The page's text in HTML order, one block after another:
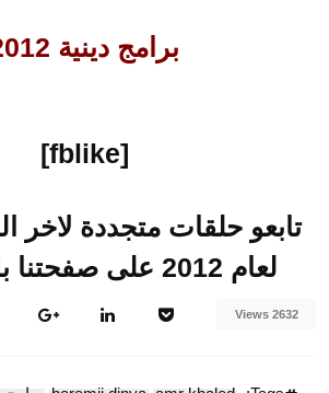
برامج دينية 2012
[fblike]
تابعو حلقات متجددة لاخر
لعام 2012 على صفحتنا بالفيسبوك
2632 Views